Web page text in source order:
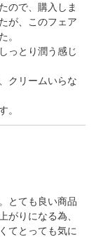
ので、購入しま
が、このフェア
。
っとり潤う感じ
クリームいらな
。
とても良い商品
がりになる為、
てとっても気に